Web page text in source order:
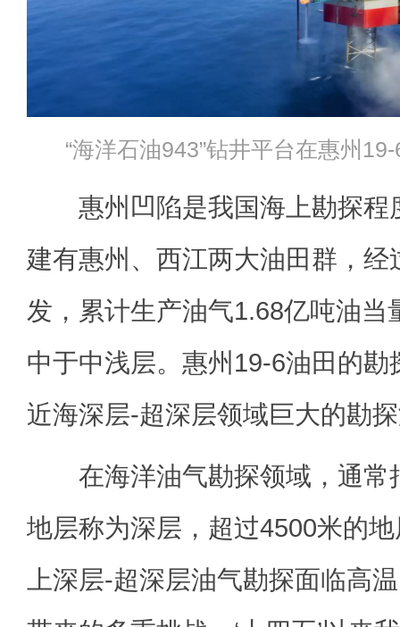
“海洋石油943”钻井平台在惠州
惠州凹陷是我国海上勘探程
建有惠州、西江两大油田群，经
发，累计生产油气1.68亿吨油当
中于中浅层。惠州19-6油田的
近海深层-超深层领域巨大的勘
在海洋油气勘探领域，通常
地层称为深层，超过4500米的
上深层-超深层油气勘探面临高